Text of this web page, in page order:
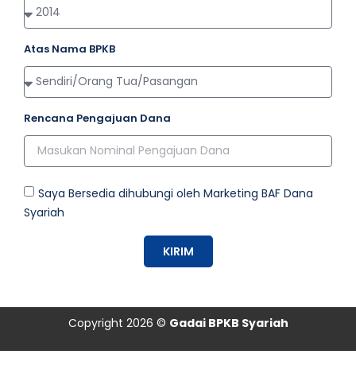
Atas Nama BPKB
Rencana Pengajuan Dana
Saya Bersedia dihubungi oleh Marketing BAF Dana
Syariah
KIRIM
Copyright 2026 © Gadai BPKB Syariah